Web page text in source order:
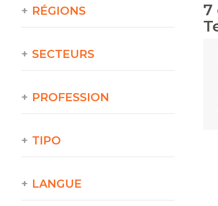
7
RÉGIONS
SECTEURS
PROFESSION
TIPO
LANGUE